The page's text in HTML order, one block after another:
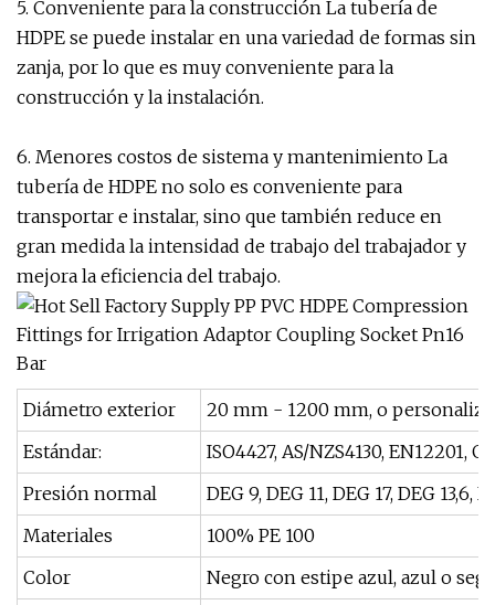
5. Conveniente para la construcción La tubería de
HDPE se puede instalar en una variedad de formas sin
zanja, por lo que es muy conveniente para la
construcción y la instalación.
6. Menores costos de sistema y mantenimiento La
tubería de HDPE no solo es conveniente para
transportar e instalar, sino que también reduce en
gran medida la intensidad de trabajo del trabajador y
mejora la eficiencia del trabajo.
Diámetro exterior
20 mm - 1200 mm, o
Estándar:
ISO4427, AS/NZS4130, EN12201,
Presión normal
DEG 9, DEG 11, DEG 17, DEG 13,6,
Materiales
100% PE 100
Color
Negro con estipe azul, azul o